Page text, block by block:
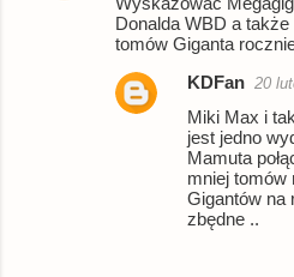
Donalda WBD a
tomów Giganta
KDFan 20
Miki Max i
jest jedno
Mamuta
mniej tomów
Gigantów na
zbędne ..